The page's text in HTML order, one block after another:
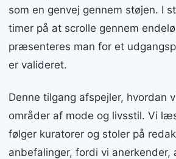
som en genvej gennem støjen. I
timer på at scrolle gennem
præsenteres man for et
er valideret.
Denne tilgang afspejler, hvordan
områder af mode og livsstil. Vi
følger kuratorer og stoler på
anbefalinger, fordi vi anerkender,